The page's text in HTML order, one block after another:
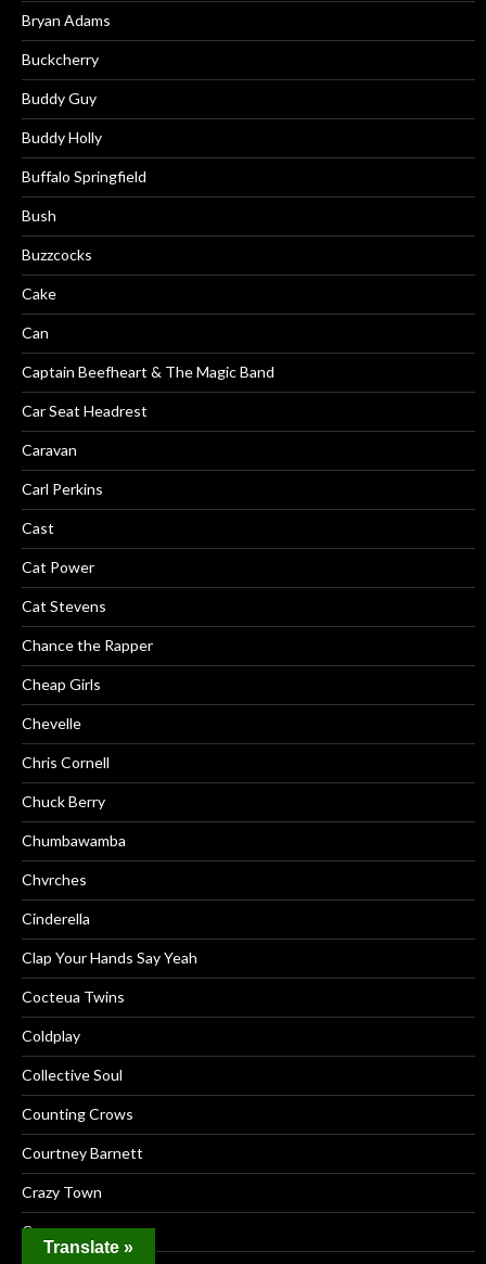
Bryan Adams
Buckcherry
Buddy Guy
Buddy Holly
Buffalo Springfield
Bush
Buzzcocks
Cake
Can
Captain Beefheart & The Magic Band
Car Seat Headrest
Caravan
Carl Perkins
Cast
Cat Power
Cat Stevens
Chance the Rapper
Cheap Girls
Chevelle
Chris Cornell
Chuck Berry
Chumbawamba
Chvrches
Cinderella
Clap Your Hands Say Yeah
Cocteua Twins
Coldplay
Collective Soul
Counting Crows
Courtney Barnett
Crazy Town
Cream
Translate »